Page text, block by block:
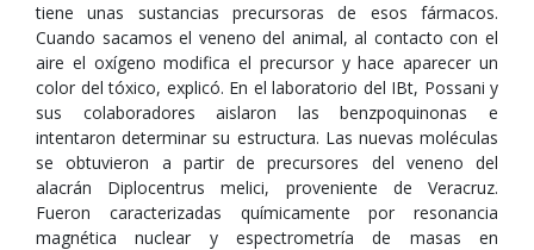
tiene unas sustancias precursoras de esos fármacos.
Cuando sacamos el veneno del animal, al contacto con el
aire el oxígeno modifica el precursor y hace aparecer un
color del tóxico, explicó. En el laboratorio del IBt, Possani y
sus colaboradores aislaron las benzpoquinonas e
intentaron determinar su estructura. Las nuevas moléculas
se obtuvieron a partir de precursores del veneno del
alacrán Diplocentrus melici, proveniente de Veracruz.
Fueron caracterizadas químicamente por resonancia
magnética nuclear y espectrometría de masas en